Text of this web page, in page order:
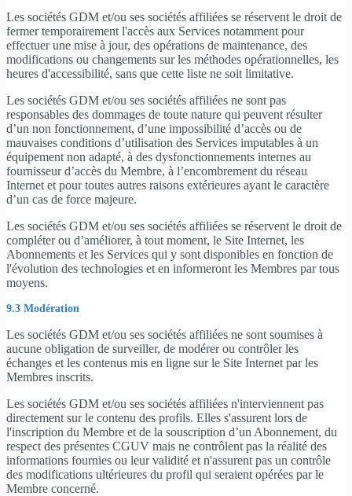
Les sociétés GDM et/ou ses sociétés affiliées se réservent le droit de
fermer temporairement l'accès aux Services notamment pour
effectuer une mise à jour, des opérations de maintenance, des
modifications ou changements sur les méthodes opérationnelles, les
heures d'accessibilité, sans que cette liste ne soit limitative.
Les sociétés GDM et/ou ses sociétés affiliées ne sont pas
responsables des dommages de toute nature qui peuvent résulter
d’un non fonctionnement, d’une impossibilité d’accès ou de
mauvaises conditions d’utilisation des Services imputables à un
équipement non adapté, à des dysfonctionnements internes au
fournisseur d’accès du Membre, à l’encombrement du réseau
Internet et pour toutes autres raisons extérieures ayant le caractère
d’un cas de force majeure.
Les sociétés GDM et/ou ses sociétés affiliées se réservent le droit de
compléter ou d’améliorer, à tout moment, le Site Internet, les
Abonnements et les Services qui y sont disponibles en fonction de
l'évolution des technologies et en informeront les Membres par tous
moyens.
9.3 Modération
Les sociétés GDM et/ou ses sociétés affiliées ne sont soumises à
aucune obligation de surveiller, de modérer ou contrôler les
échanges et les contenus mis en ligne sur le Site Internet par les
Membres inscrits.
Les sociétés GDM et/ou ses sociétés affiliées n'interviennent pas
directement sur le contenu des profils. Elles s'assurent lors de
l'inscription du Membre et de la souscription d’un Abonnement, du
respect des présentes CGUV mais ne contrôlent pas la réalité des
informations fournies ou leur validité et n'assurent pas un contrôle
des modifications ultérieures du profil qui seraient opérées par le
Membre concerné.